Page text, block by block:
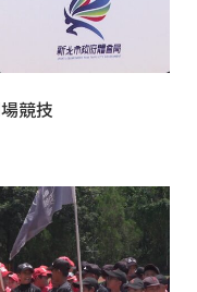
競技